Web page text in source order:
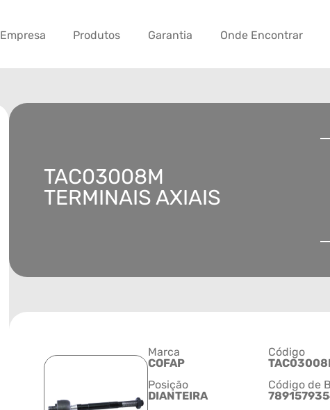
Empresa Produtos Garantia Onde Encontrar
TAC03008M
TERMINAIS AXIAIS
Marca
COFAP
Código
Posição
DIANTEIRA
Código de